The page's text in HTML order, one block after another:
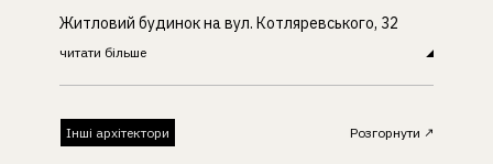
Житловий будинок на вул. Котляревського, 32
читати більше
Розгорнути
Інші архітектори